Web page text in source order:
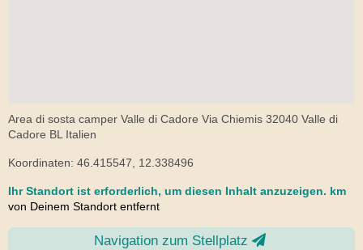
Area di sosta camper Valle di Cadore Via Chiemis 32040 Valle di
Cadore BL Italien
Koordinaten: 46.415547, 12.338496
Ihr Standort ist erforderlich, um diesen Inhalt anzuzeigen. km
von Deinem Standort entfernt
Navigation zum Stellplatz